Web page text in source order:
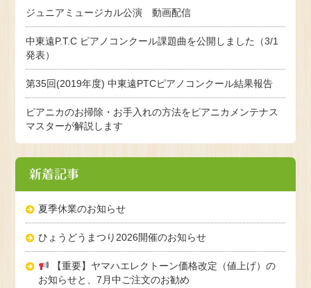
ジュニアミュージカル公演 動画配信
中東遠P.T.C ピアノコンクール課題曲を公開しました（3/1
発表）
第35回(2019年度) 中東遠PTCピアノコンクール結果報告
ピアニカのお掃除・お手入れの方法をピアニカメンテナス
マスターが解説します
新着記事
夏季休業のお知らせ
ひょうどうまつり2026開催のお知らせ
【重要】ヤマハエレクトーン価格改定（値上げ）の
お知らせと、7月中ご注文のお勧め